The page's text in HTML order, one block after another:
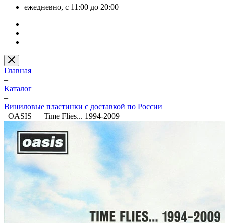
ежедневно, с 11:00 до 20:00
Главная
–
Каталог
–
Виниловые пластинки с доставкой по России
–OASIS — Time Flies... 1994-2009